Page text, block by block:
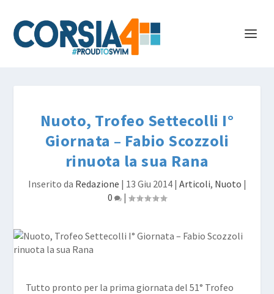
Nuoto, Trofeo Settecolli I°
Giornata – Fabio Scozzoli
rinuota la sua Rana
Inserito da Redazione | 13 Giu 2014| Articoli, Nuoto |
0
|
Tutto pronto per la prima giornata del 51° Trofeo